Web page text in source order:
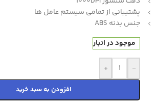
پشتیبانی از تمامی سیستم عامل ها
جنس بدنه ABS
موجود در انبار
-
+
افزودن به سبد خرید